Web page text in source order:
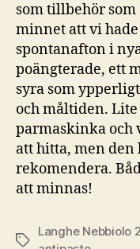
som tillbehör
minnet att vi
spontanafton i
poängterade, ett
syra som
och måltiden.
parmaskinka och
att hitta, men
rekomendera.
att minnas!
Etiketter
Langhe Nebbiolo